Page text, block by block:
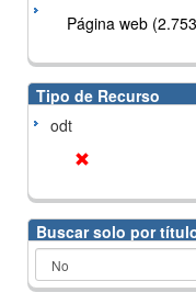
Página web
Tipo de Recurso
odt
Buscar solo por